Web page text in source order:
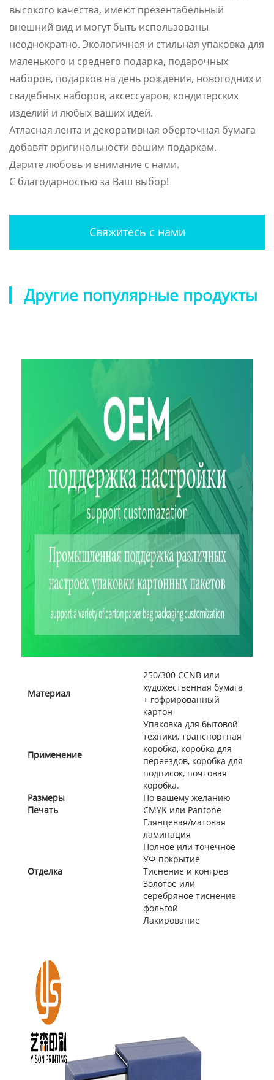
высокого качества, имеют презентабельный
внешний вид и могут быть использованы
неоднократно. Экологичная и стильная упаковка для
маленького и среднего подарка, подарочных
наборов, подарков на день рождения, новогодних и
свадебных наборов, аксессуаров, кондитерских
изделий и любых ваших идей.
Атласная лента и декоративная оберточная бумага
добавят оригинальности вашим подаркам.
Дарите любовь и внимание с нами.
С благодарностью за Ваш выбор!
Свяжитесь с нами
Другие популярные продукты
Материал
250/300 CCNB или
художественная бумага
+ гофрированный
картон
Применение
Упаковка для бытовой
техники, транспортная
коробка, коробка для
переездов, коробка для
подписок, почтовая
коробка.
Размеры
По вашему желанию
Печать
CMYK или Pantone
Отделка
Глянцевая/матовая
ламинация
Полное или точечное
УФ-покрытие
Тиснение и конгрев
Золотое или
серебряное тиснение
фольгой
Лакирование